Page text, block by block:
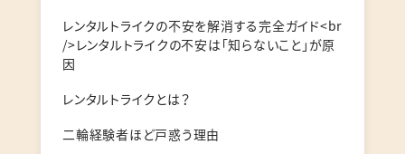
レンタルトライクの不安を解消する完全ガイド<br
/>レンタルトライクの不安は「知らないこと」が原
因
レンタルトライクとは？
二輪経験者ほど戸惑う理由